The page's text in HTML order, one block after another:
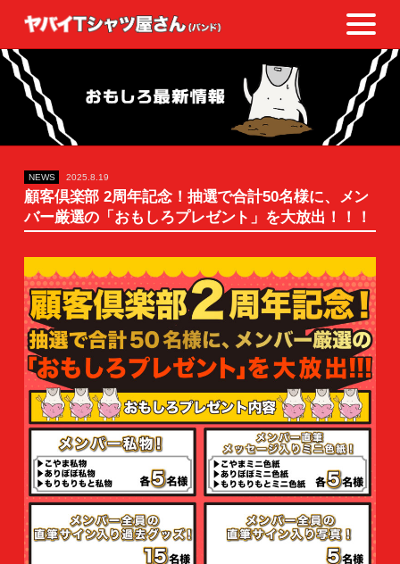
NEWS 2025.8.19
顧客倶楽部 2周年記念！抽選で合計50名様に、メン
バー厳選の「おもしろプレゼント」を大放出！！！